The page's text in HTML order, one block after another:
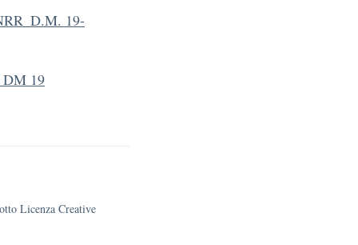
19-
19
Licenza Creative